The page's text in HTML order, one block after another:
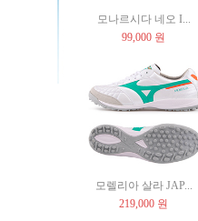
모나르시다 네오 I...
99,000 원
모렐리아 살라 JAP...
219,000 원